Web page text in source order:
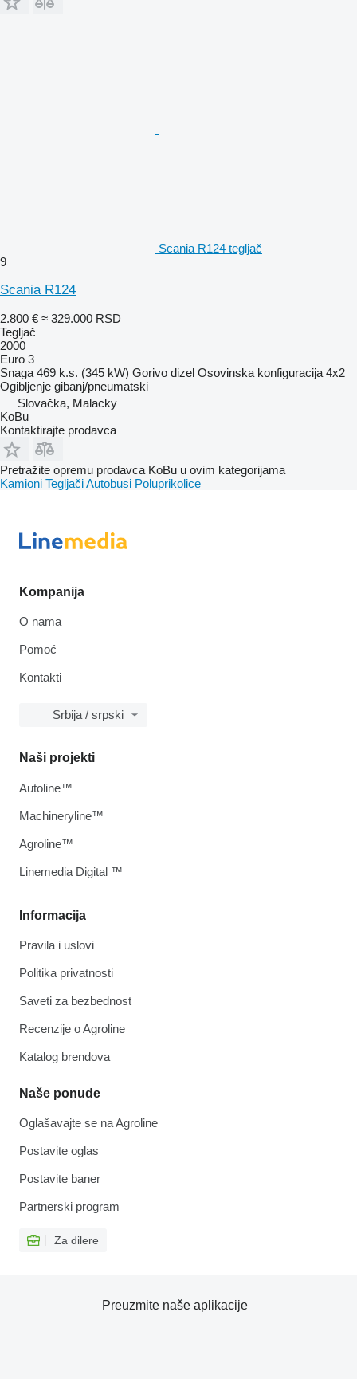
Scania R124 tegljač
9
Scania R124
2.800 € ≈ 329.000 RSD
Tegljač
2000
Euro 3
Snaga 469 k.s. (345 kW) Gorivo dizel Osovinska konfiguracija 4x2
Ogibljenje gibanj/pneumatski
Slovačka, Malacky
KoBu
Kontaktirajte prodavca
Pretražite opremu prodavca KoBu u ovim kategorijama
Kamioni TegljačiAutobusi Poluprikolice
Kompanija
O nama
Pomoć
Kontakti
Srbija / srpski
Informacija
Pravila i uslovi
Politika privatnosti
Saveti za bezbednost
Recenzije o Agroline
Katalog brendova
Naše ponude
Oglašavajte se na Agroline
Postavite oglas
Postavite baner
Partnerski program
Za dilere
Naši projekti
Autoline™
Machineryline™
Agroline™
Linemedia Digital ™
Preuzmite naše aplikacije